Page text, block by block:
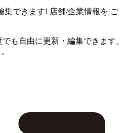
集できます! 店舗/企業情報を ご
も自由に更新・編集できます。